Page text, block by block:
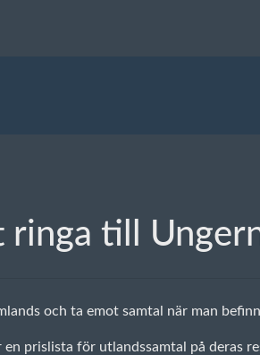
ringa till
och ta emot samtal när man
prislista för utlandssamtal på deras